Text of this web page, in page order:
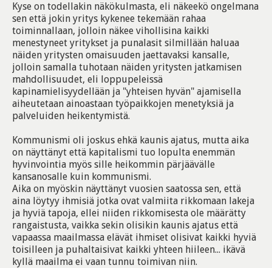
Kyse on todellakin näkökulmasta, eli näkeekö ongelmana
sen että jokin yritys kykenee tekemään rahaa
toiminnallaan, jolloin näkee vihollisina kaikki
menestyneet yritykset ja punalasit silmillään haluaa
näiden yritysten omaisuuden jaettavaksi kansalle,
jolloin samalla tuhotaan näiden yritysten jatkamisen
mahdollisuudet, eli loppupeleissä
kapinamielisyydellään ja "yhteisen hyvän" ajamisella
aiheutetaan ainoastaan työpaikkojen menetyksiä ja
palveluiden heikentymistä.
Kommunismi oli joskus ehkä kaunis ajatus, mutta aika
on näyttänyt että kapitalismi tuo lopulta enemmän
hyvinvointia myös sille heikommin pärjäävälle
kansanosalle kuin kommunismi.
Aika on myöskin näyttänyt vuosien saatossa sen, että
aina löytyy ihmisiä jotka ovat valmiita rikkomaan lakeja
ja hyviä tapoja, ellei niiden rikkomisesta ole määrätty
rangaistusta, vaikka sekin olisikin kaunis ajatus että
vapaassa maailmassa elävät ihmiset olisivat kaikki hyviä
toisilleen ja puhaltaisivat kaikki yhteen hiileen... ikävä
kyllä maailma ei vaan tunnu toimivan niin.